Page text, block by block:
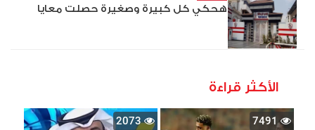
هحكي كل كبيرة وصغيرة حصلت معايا
الأكثر قراءة
7491
2073